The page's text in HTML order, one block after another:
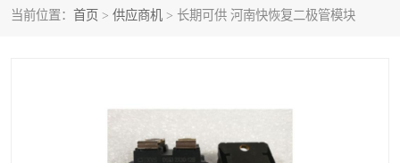
当前位置： 首页 > 供应商机 > 长期可供 河南快恢复二极管模块
SEMIKRON西门康IGBT SEMIKRON西门康可控硅